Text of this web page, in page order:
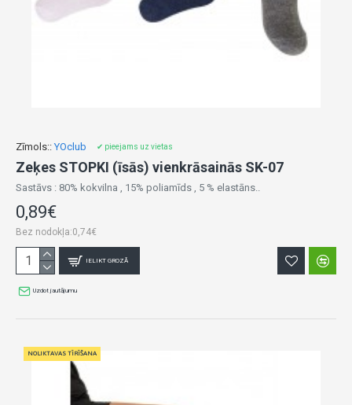
Zīmols:: YOclub ✔ pieejams uz vietas
Zeķes STOPKI (īsās) vienkrāsainās SK-07
Sastāvs : 80% kokvilna , 15% poliamīds , 5 % elastāns..
0,89€
Bez nodokļa:0,74€
IELIKT GROZĀ
Uzdot jautājumu
NOLIKTAVAS TĪRĪŠANA